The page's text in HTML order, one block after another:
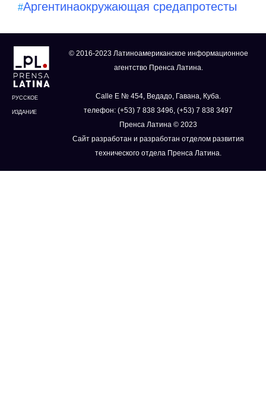
#Аргентинаокружающая средапротесты
РУССКОЕ
ИЗДАНИЕ
© 2016-2023 Латиноамериканское информационное
агентство Пренса Латина.
Calle E № 454, Ведадо, Гавана, Куба.
телефон: (+53) 7 838 3496, (+53) 7 838 3497
Пренса Латина © 2023
Сайт разработан и разработан отделом развития
технического отдела Пренса Латина.